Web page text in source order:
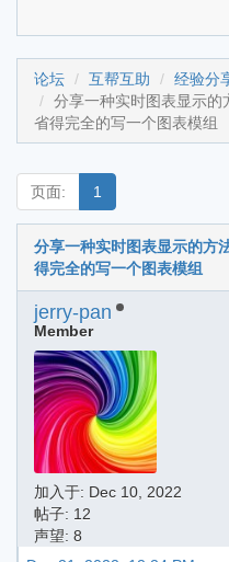
论坛 互帮互助
经验分
分享一种实时图表显示的
省得完全的写一个图表模组
页面: 1
分享一种实时图表显示的方
得完全的写一个图表模组
jerry-pan
Member
加入于: Dec 10, 2022
帖子: 12
声望: 8